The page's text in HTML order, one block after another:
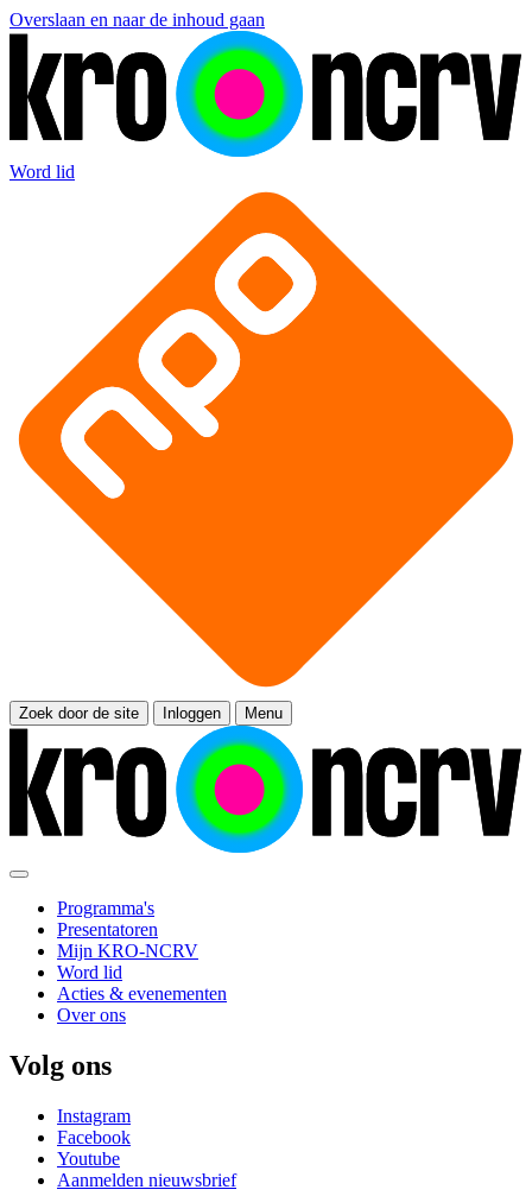
Overslaan en naar de inhoud gaan
Word lid
Zoek door de site Inloggen Menu
Programma's
Presentatoren
Mijn KRO-NCRV
Word lid
Acties & evenementen
Over ons
Volg ons
Instagram
Facebook
Youtube
Aanmelden nieuwsbrief